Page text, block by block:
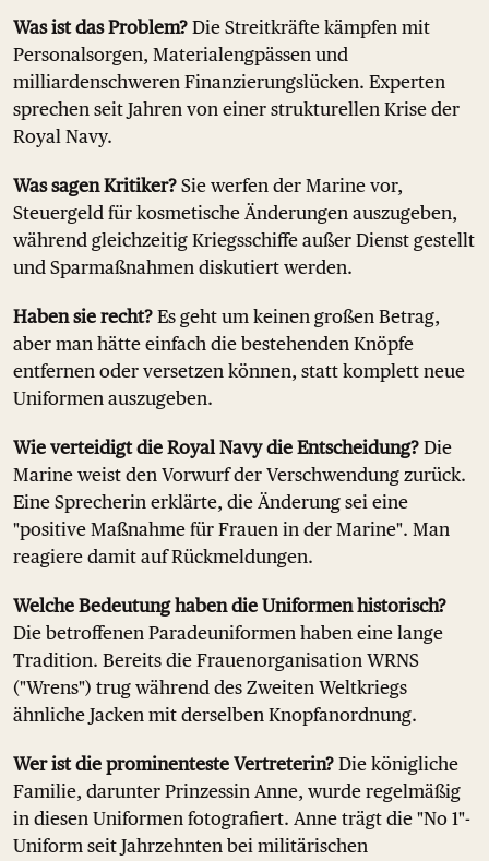
Was ist das Problem? Die Streitkräfte kämpfen mit
Personalsorgen, Materialengpässen und
milliardenschweren Finanzierungslücken. Experten
sprechen seit Jahren von einer strukturellen Krise der
Royal Navy.
Was sagen Kritiker? Sie werfen der Marine vor,
Steuergeld für kosmetische Änderungen auszugeben,
während gleichzeitig Kriegsschiffe außer Dienst gestellt
und Sparmaßnahmen diskutiert werden.
Haben sie recht? Es geht um keinen großen Betrag,
aber man hätte einfach die bestehenden Knöpfe
entfernen oder versetzen können, statt komplett neue
Uniformen auszugeben.
Wie verteidigt die Royal Navy die Entscheidung? Die
Marine weist den Vorwurf der Verschwendung zurück.
Eine Sprecherin erklärte, die Änderung sei eine
"positive Maßnahme für Frauen in der Marine". Man
reagiere damit auf Rückmeldungen.
Welche Bedeutung haben die Uniformen historisch?
Die betroffenen Paradeuniformen haben eine lange
Tradition. Bereits die Frauenorganisation WRNS
("Wrens") trug während des Zweiten Weltkriegs
ähnliche Jacken mit derselben Knopfanordnung.
Wer ist die prominenteste Vertreterin? Die königliche
Familie, darunter Prinzessin Anne, wurde regelmäßig
in diesen Uniformen fotografiert. Anne trägt die "No 1"-
Uniform seit Jahrzehnten bei militärischen